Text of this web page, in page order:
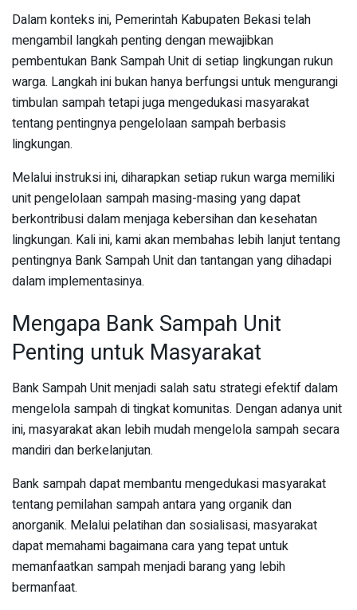
Dalam konteks ini, Pemerintah Kabupaten Bekasi telah
mengambil langkah penting dengan mewajibkan
pembentukan Bank Sampah Unit di setiap lingkungan rukun
warga. Langkah ini bukan hanya berfungsi untuk mengurangi
timbulan sampah tetapi juga mengedukasi masyarakat
tentang pentingnya pengelolaan sampah berbasis
lingkungan.
Melalui instruksi ini, diharapkan setiap rukun warga memiliki
unit pengelolaan sampah masing-masing yang dapat
berkontribusi dalam menjaga kebersihan dan kesehatan
lingkungan. Kali ini, kami akan membahas lebih lanjut tentang
pentingnya Bank Sampah Unit dan tantangan yang dihadapi
dalam implementasinya.
Mengapa Bank Sampah Unit
Penting untuk Masyarakat
Bank Sampah Unit menjadi salah satu strategi efektif dalam
mengelola sampah di tingkat komunitas. Dengan adanya unit
ini, masyarakat akan lebih mudah mengelola sampah secara
mandiri dan berkelanjutan.
Bank sampah dapat membantu mengedukasi masyarakat
tentang pemilahan sampah antara yang organik dan
anorganik. Melalui pelatihan dan sosialisasi, masyarakat
dapat memahami bagaimana cara yang tepat untuk
memanfaatkan sampah menjadi barang yang lebih
bermanfaat.